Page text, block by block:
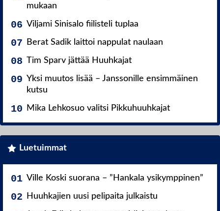
mukaan
Viljami Sinisalo fiilisteli tuplaa
Berat Sadik laittoi nappulat naulaan
Tim Sparv jättää Huuhkajat
Yksi muutos lisää – Janssonille ensimmäinen
kutsu
Mika Lehkosuo valitsi Pikkuhuuhkajat
Luetuimmat
Ville Koski suorana – ”Hankala ysikymppinen”
Huuhkajien uusi pelipaita julkaistu